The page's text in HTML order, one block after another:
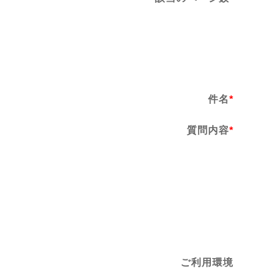
件名*
質問内容*
ご利用環境